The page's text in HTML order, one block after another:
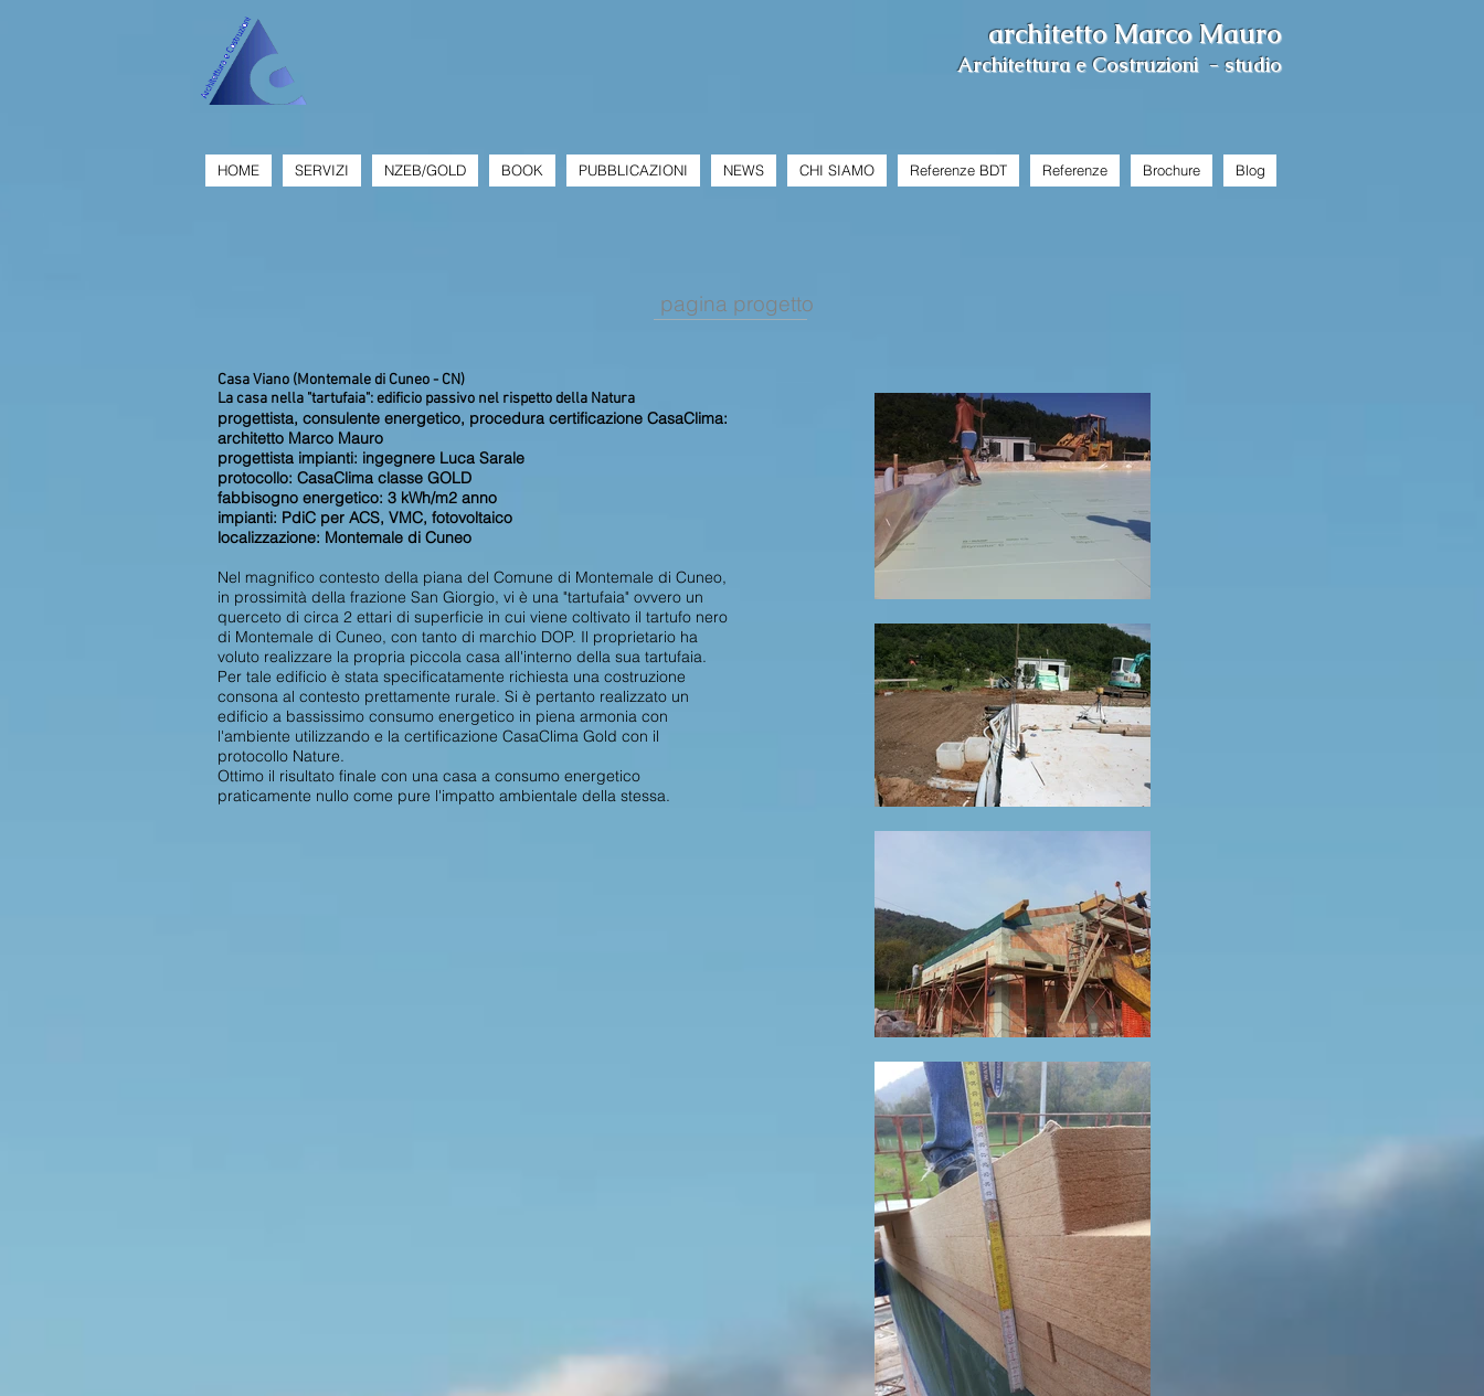
architetto Marco Mauro
Architettura e Costruzioni - studio
HOME SERVIZI NZEB/GOLD BOOK PUBBLICAZIONI NEWS CHI SIAMO Referenze BDT Referenze Brochure Blog
pagina progetto
Casa Viano (Montemale di Cuneo - CN)
La casa nella "tartufaia": edificio passivo nel rispetto della Natura
progettista, consulente energetico, procedura certificazione CasaClima:
architetto Marco Mauro
progettista impianti: ingegnere Luca Sarale
protocollo: CasaClima classe GOLD
fabbisogno energetico: 3 kWh/m2 anno
impianti: PdiC per ACS, VMC, fotovoltaico
localizzazione: Montemale di Cuneo
Nel magnifico contesto della piana del Comune di Montemale di Cuneo,
in prossimità della frazione San Giorgio, vi è una "tartufaia" ovvero un
querceto di circa 2 ettari di superficie in cui viene coltivato il tartufo nero
di Montemale di Cuneo, con tanto di marchio DOP. Il proprietario ha
voluto realizzare la propria piccola casa all'interno della sua tartufaia.
Per tale edificio è stata specificatamente richiesta una costruzione
consona al contesto prettamente rurale. Si è pertanto realizzato un
edificio a bassissimo consumo energetico in piena armonia con
l'ambiente utilizzando e la certificazione CasaClima Gold con il
protocollo Nature.
Ottimo il risultato finale con una casa a consumo energetico
praticamente nullo come pure l'impatto ambientale della stessa.